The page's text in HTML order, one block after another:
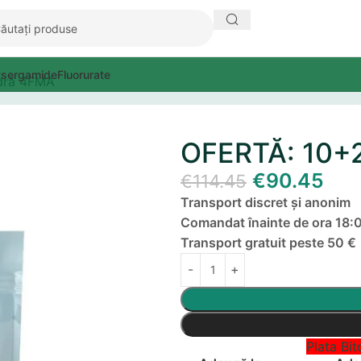
Fluorurate
4FMA
OFERTĂ:
€114.45 €90.45
Transport discret și anonim
Comandat înainte de ora
Transport gratuit peste 50 €
Plata